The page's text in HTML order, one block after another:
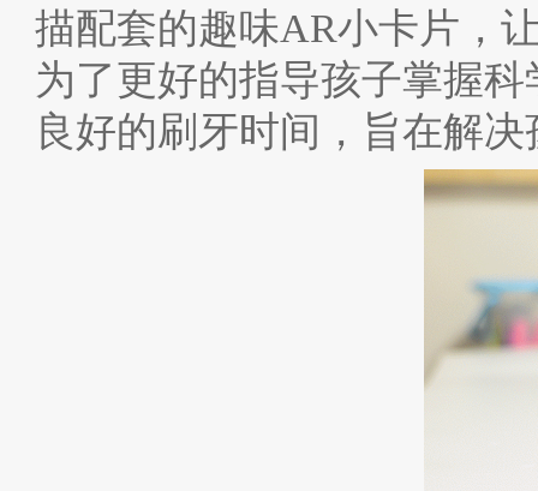
描配套的趣味AR小卡片，
为了更好的指导孩子掌握
良好的刷牙时间，旨在解